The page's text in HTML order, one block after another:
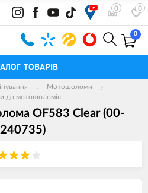
0 0
0
ТОВАРІВ
Мотошоломи
до мотошоломів
OF583 Clear (00-